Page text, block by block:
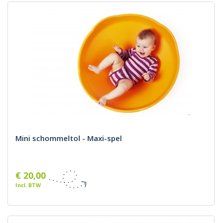
Mini schommeltol - Maxi-spel
€ 20,00
Incl. BTW